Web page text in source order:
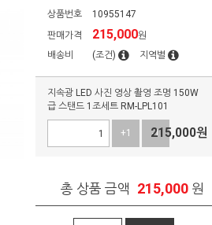
상품번호
10955147
판매가격
215,000원
배송비
(조건) 지역별
지속광 LED 사진 영상 촬영 조명 150W
급 스탠드 1조세트 RM-LPL101
+1 -1
215,000원
총 상품 금액 215,000 원